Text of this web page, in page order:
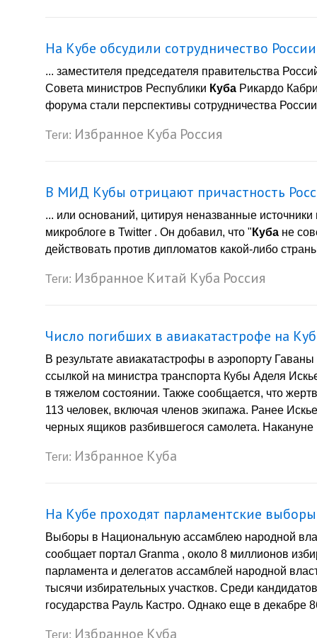
На Кубе обсудили сотрудничество
... заместителя председателя правительства
Совета министров Республики Куба Рикардо
форума стали перспективы сотрудничества
Теги: Избранное Куба Россия
В МИД Кубы отрицают причастность
... или оснований, цитируя неназванные
микроблоге в Twitter . Он добавил, что " Куба не
действовать против дипломатов какой-либо
Теги: Избранное Китай Куба Россия
Число погибших в авиакатастрофе на
В результате авиакатастрофы в аэропорту
ссылкой на министра транспорта Кубы Аделя
в тяжелом состоянии. Также сообщается, что
113 человек, включая членов экипажа. Ранее
черных ящиков разбившегося самолета.
Теги: Избранное Куба
На Кубе проходят парламентские выборы
Выборы в Национальную ассамблею народной
сообщает портал Granma , около 8 миллионов
парламента и делегатов ассамблей народной
тысячи избирательных участков. Среди
государства Рауль Кастро. Однако еще в декабре
Теги: Избранное Куба